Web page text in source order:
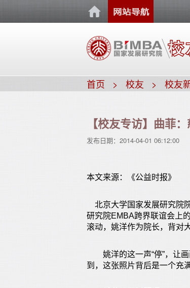
首页 校友 校友
【校友专访】曲菲
发布日期： 2014-04-01 06:12:00
本文来源：《公益时报》
北京大学国家发展研究院
研究院EMBA跨界联谊会上
滚动，姚洋作为院长，背对
姚洋的这一声“停”，让画
到，这张照片背后是一个充